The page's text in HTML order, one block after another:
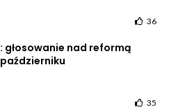
36
głosowanie nad reformą
październiku
35